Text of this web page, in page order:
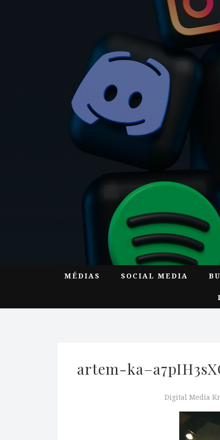
MÉDIAS SOCIAL MEDIA
artem-
Digital Media